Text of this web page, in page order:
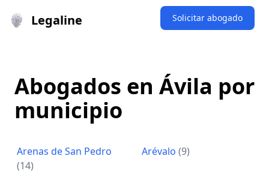
Legaline Solicitar abogado
Abogados en Ávila por
municipio
Arenas de San Pedro
(14)
Arévalo (9)